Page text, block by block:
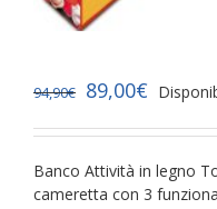
94,90€ 89,00€
Banco Attività in legno
cameretta con 3